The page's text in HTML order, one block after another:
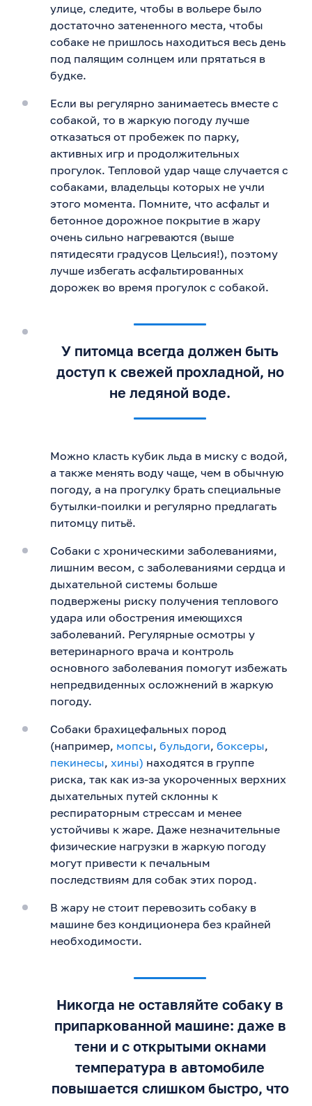
улице, следите, чтобы в вольере было
достаточно затененного места, чтобы
собаке не пришлось находиться весь день
под палящим солнцем или прятаться в
будке.
Если вы регулярно занимаетесь вместе с
собакой, то в жаркую погоду лучше
отказаться от пробежек по парку,
активных игр и продолжительных
прогулок. Тепловой удар чаще случается с
собаками, владельцы которых не учли
этого момента. Помните, что асфальт и
бетонное дорожное покрытие в жару
очень сильно нагреваются (выше
пятидесяти градусов Цельсия!), поэтому
лучше избегать асфальтированных
дорожек во время прогулок с собакой.
У питомца всегда должен быть
доступ к свежей прохладной, но
не ледяной воде.
Можно класть кубик льда в миску с водой,
а также менять воду чаще, чем в обычную
погоду, а на прогулку брать специальные
бутылки-поилки и регулярно предлагать
питомцу питьё.
Собаки с хроническими заболеваниями,
лишним весом, с заболеваниями сердца и
дыхательной системы больше
подвержены риску получения теплового
удара или обострения имеющихся
заболеваний. Регулярные осмотры у
ветеринарного врача и контроль
основного заболевания помогут избежать
непредвиденных осложнений в жаркую
погоду.
Собаки брахицефальных пород
(например, мопсы, бульдоги, боксеры,
пекинесы, хины) находятся в группе
риска, так как из-за укороченных верхних
дыхательных путей склонны к
респираторным стрессам и менее
устойчивы к жаре. Даже незначительные
физические нагрузки в жаркую погоду
могут привести к печальным
последствиям для собак этих пород.
В жару не стоит перевозить собаку в
машине без кондиционера без крайней
необходимости.
Никогда не оставляйте собаку в
припаркованной машине: даже в
тени и с открытыми окнами
температура в автомобиле
повышается слишком быстро, что